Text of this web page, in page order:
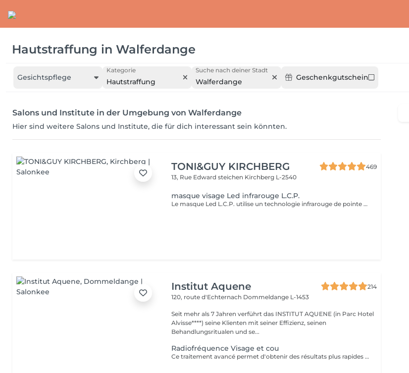
Hautstraffung in Walferdange
Gesichtspflege
Kategorie
Hautstraffung
Suche nach deiner Stadt
Walferdange Geschenkgutschein
Salons und Institute in der Umgebung von Walferdange
Hier sind weitere Salons und Institute, die für dich interessant sein könnten.
TONI&GUY KIRCHBERG
469
13, Rue Edward steichen Kirchberg L-2540
masque visage Led infrarouge L.C.P.
Le masque Led L.C.P. utilise un technologie infrarouge de pointe qui stimule la vitalité et amplifie les traitements de la peau. Réduit les signes du vieillissent, aide a réduire les imperfections ,illumine la peau, aide au renouvellement cellulaire ,atténue les rougeur de la peau
Institut Aquene
214
120, route d'Echternach Dommeldange L-1453
Seit mehr als 7 Jahren verführt das INSTITUT AQUENE (in Parc Hotel
Alvisse****) seine Klienten mit seiner Effizienz, seinen
Behandlungsritualen und se...
Radiofréquence Visage et cou
Ce traitement avancé permet d'obtenir des résultats plus rapides et plus durables, répondant ainsi à notre engagement de toujours privilégier le bien-être de nos clients. Les avantages de la radiofréquence: 1. Efficacité prouvée: La radiofréquence stimule la production de collagène et l'élastine, améliorant ainsi la fermeté et l'élasticité de la peau. 2. Résultats rapides: Dès les premières séances, vous pourrez observer une peau plus lisse, tonifiée et rajeunie. 3. Traitement non-invasif: La radiofréquence est une méthode sûre et non-chirurgicale, offrant une alternative douce aux interventions plus invasives. 4. Polyvalence: Ce traitement convient à divers types de peau et peut cibler plusieurs zones du corps, y compris le visage, le cou, l'abdomen et les cuisses. 5. Durabilité des résultats: En suivant un protocole de soins régulier, les effets de la radiofréquence se prolongent sur le long terme, apportant une amélioration continue de la texture et de l'apparence de la peau. Les contres indications: Bien que la radiofréquence soit largement reconnue pour sa sécurité et son efficacité, certaines contre-indications doivent être prises en compte: 1. Grossesse et allaitement: Il est déconseillé de subir un traitement à la radiofréquence pendant la grossesse ou l'allaitement. 2. Dispositifs médicaux implantés: Les personnes portant un pacemaker ou d'autres implants électroniques ne doivent pas utiliser ce traitement. 3. Problèmes de peau actifs: les affections cutanées